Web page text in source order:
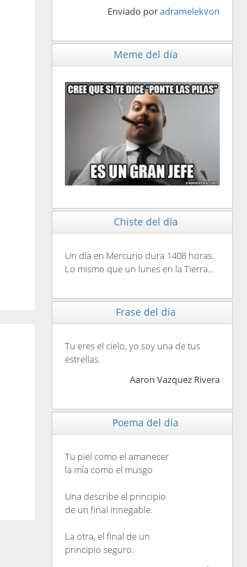
Enviado poradramelekvon
Meme del día
Chiste del día
Un día en Mercurio dura 1408 horas.
Lo mismo que un lunes en la Tierra...
Frase del día
Tu eres el cielo, yo soy una de tus
estrellas.
Aaron Vazquez Rivera
Poema del día
Tu piel como el amanecer
la mía como el musgo
Una describe el principio
de un final innegable.
La otra, el final de un
principio seguro.